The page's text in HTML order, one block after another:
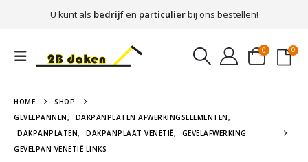
U kunt als bedrijfen particulierbij ons bestellen!
0 0
HOME
SHOP
GEVELPANNEN, DAKPANPLATEN AFWERKINGSELEMENTEN,
DAKPANPLATEN, DAKPANPLAAT VENETIË,
GEVELAFWERKING
GEVELPAN VENETIË LINKS